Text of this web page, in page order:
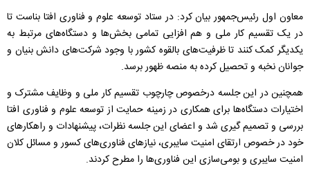
معاون اول رئیس‌جمهور بیان کرد: در ستاد توسعه علوم و فناوری افتا بناست تا
در یک تقسیم کار ملی و هم افزایی تمامی بخش‌ها و دستگاه‌های مرتبط به
یکدیگر کمک کنند تا ظرفیت‌های بالقوه کشور با وجود شرکت‌های دانش بنیان و
جوانان نخبه و تحصیل کرده به منصه ظهور برسد.
همچنین در این جلسه درخصوص چارچوب تقسیم کار ملی و وظایف مشترک و
اختیارات دستگاه‌ها برای همکاری در زمینه حمایت از توسعه علوم و فناوری افتا
بررسی و تصمیم گیری شد و اعضای این جلسه نظرات، پیشنهادات و راهکار‌های
خود در خصوص ارتقای امنیت سایبری، نیاز‌های فناوری‌های کسور و مسائل کلان
امنیت سایبری و بومی‌سازی این فناوری‌ها را مطرح کردند.